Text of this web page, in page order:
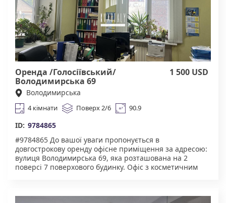
всіх етапах угоди. Ми гарантуємо, що ви залишитеся
задоволені співпрацею! Комісія 50% за фактом
підписання договору.
Оренда /Голосіївський/
Володимирська 69
1 500 USD
Володимирська
4 кімнати Поверх 2/6 90.9
ID: 9784865
#9784865 До вашої уваги пропонується в
довгострокову оренду офісне приміщення за адресою:
вулиця Володимирська 69, яка розташована на 2
поверсі 7 поверхового будинку. Офіс з косметичним
броньовані двері, укриття в будинку. Чудова